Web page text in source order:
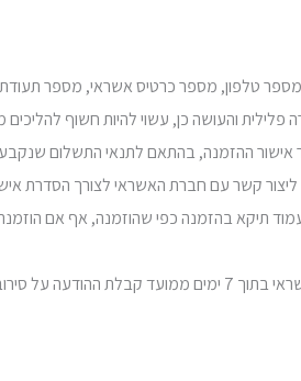
והעושה כן, עשוי להיות חשוף
ההזמנה, בהתאם לתנאי התשלום
תיקא בהזמנה כפי שהוזמנה, אף אם
3.8. מועדי המשלוח יימנו רק החל ממועד אישור העסקה ע"י חברת כרטיסי האשראי.